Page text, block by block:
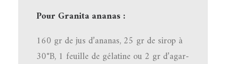
Pour Granita ananas :
160 gr de jus d’ananas, 25 gr de sirop à
30°B, 1 feuille de gélatine ou 2 gr d’agar-